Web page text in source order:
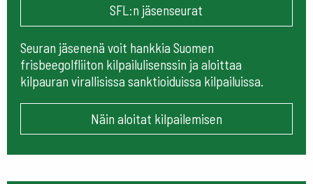
SFL:n jäsenseurat
Seuran jäsenenä voit hankkia Suomen
frisbeegolfliiton kilpailulisenssin ja aloittaa
kilpauran virallisissa sanktioiduissa kilpailuissa.
Näin aloitat kilpailemisen